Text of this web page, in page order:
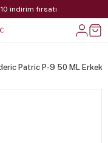
indirim fırsatı
Patric P-9 50 ML Erkek